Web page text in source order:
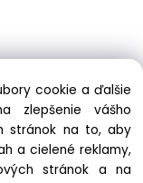
cookie a ďalšie
zlepšenie vášho
stránok na to, aby
a cielené reklamy,
stránok a na